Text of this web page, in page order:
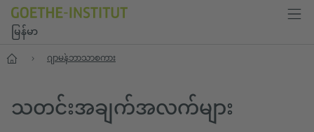
မြန်မာ
ပင်မစာမျက်နှာဂျာမန်ဘာသာစကား
သတင်းအချက်အလက်များ